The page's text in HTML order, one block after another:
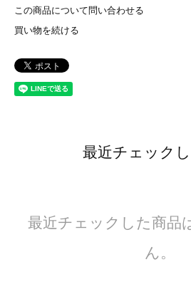
この商品について問い合わせる
買い物を続ける
最近チェック
最近チェックした商品
ん。